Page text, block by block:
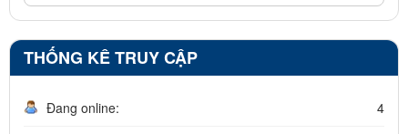
THỐNG KÊ TRUY CẬP
Đang online: 4